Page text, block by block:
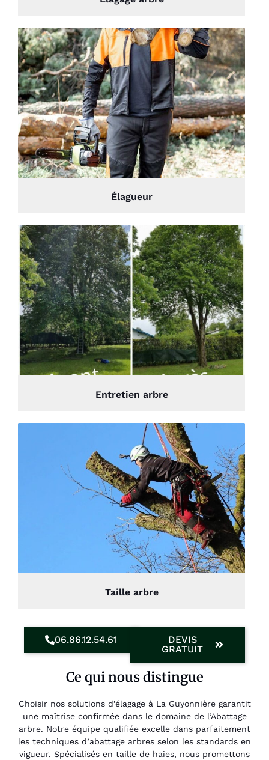
Élagueur
Entretien arbre
Taille arbre
06.86.12.54.61
DEVIS
GRATUIT
Ce qui nous distingue
Choisir nos solutions d’élagage à La Guyonnière garantit
une maîtrise confirmée dans le domaine de l’Abattage
arbre. Notre équipe qualifiée excelle dans parfaitement
les techniques d’abattage arbres selon les standards en
vigueur. Spécialisés en taille de haies, nous promettons